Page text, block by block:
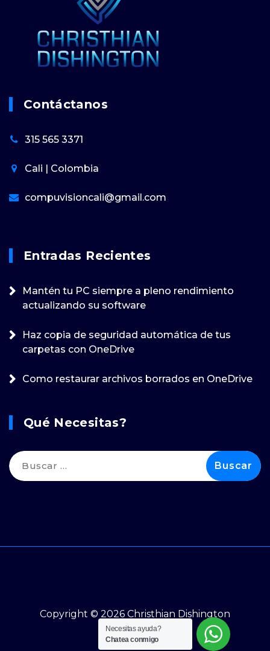
Contáctanos
315 565 3371
Cali | Colombia
compuvisioncali@gmail.com
Entradas Recientes
Mantén tu PC siempre a pleno rendimiento
actualizando su software
Haz copia de seguridad automática de tus
carpetas con OneDrive
Como restaurar archivos borrados en OneDrive
Qué Necesitas?
Buscar:
Copyright © 2026 Christhian Dishington
Necesitas ayuda?
Chatea conmigo